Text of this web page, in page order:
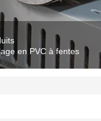
en PVC à fentes